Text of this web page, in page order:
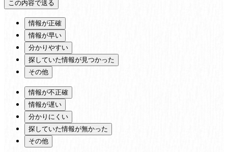
情報が正確
情報が早い
分かりやすい
探していた情報が見つかった
その他
情報が不正確
情報が遅い
分かりにくい
探していた情報が無かった
その他